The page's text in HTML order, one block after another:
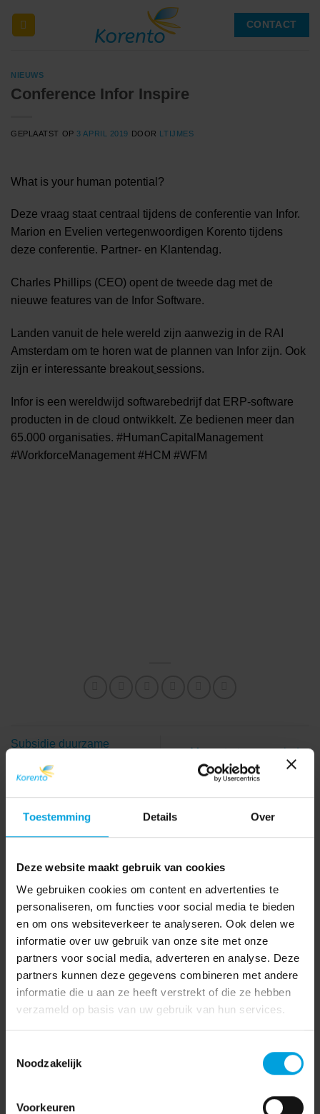
Toestemming Details Over
Deze website maakt gebruik van cookies
We gebruiken cookies om content en advertenties te
personaliseren, om functies voor social media te bieden
en om ons websiteverkeer te analyseren. Ook delen we
informatie over uw gebruik van onze site met onze
partners voor social media, adverteren en analyse. Deze
partners kunnen deze gegevens combineren met andere
informatie die u aan ze heeft verstrekt of die ze hebben
verzameld op basis van uw gebruik van hun services.
Noodzakelijk
Voorkeuren
naar
CONTACT
NIEUWS
Conference Infor Inspire
GEPLAATST OP3 APRIL 2019 DOOR LTIJMES
What is your human potential?
Deze vraag staat centraal tijdens de conferentie van Infor.
Marion en Evelien vertegenwoordigen Korento tijdens
deze conferentie. Partner- en Klantendag.
Charles Phillips (CEO) opent de tweede dag met de
nieuwe features van de Infor Software.
Landen vanuit de hele wereld zijn aanwezig in de RAI
Amsterdam om te horen wat de plannen van Infor zijn. Ook
zijn er interessante breakout sessions.
Infor is een wereldwijd softwarebedrijf dat ERP-software
producten in de cloud ontwikkelt. Ze bedienen meer dan
65.000 organisaties. #HumanCapitalManagement
#WorkforceManagement #HCM #WFM
Subsidie duurzame
aanvragen
Meer starters en minder
stoppers in eerste kwartaal
AFAS(7)
AVG
Coronavirus(3)
Coronavirus
Financieel(55)
Korento nieuws